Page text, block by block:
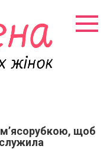
щоб